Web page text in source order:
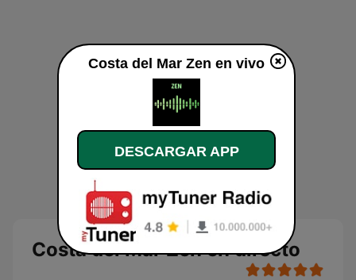
Costa del Mar Zen en directo
Costa del Mar Zen en vivo
DESCARGAR APP